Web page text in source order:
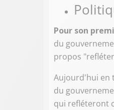
Pour son
du
propos
Aujourd'hui en
du
qui refléteront